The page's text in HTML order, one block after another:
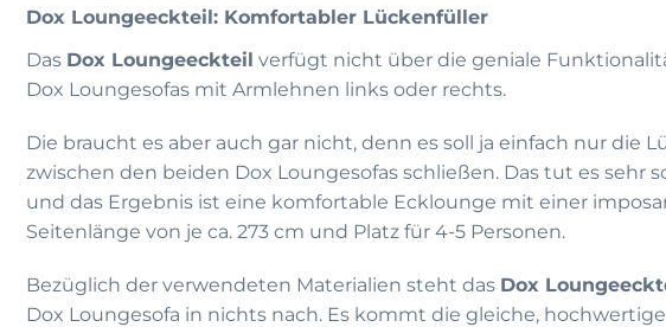
Dox Loungeeckteil: Komfortabler Lückenfüller
Das Dox Loungeeckteil verfügt nicht über die geniale
Dox Loungesofas mit Armlehnen links oder rechts.
Die braucht es aber auch gar nicht, denn es soll ja einfach nur die
zwischen den beiden Dox Loungesofas schließen. Das tut es sehr
und das Ergebnis ist eine komfortable Ecklounge mit einer
Seitenlänge von je ca. 273 cm und Platz für 4-5 Personen.
Bezüglich der verwendeten Materialien steht das Dox
Dox Loungesofa in nichts nach. Es kommt die gleiche,